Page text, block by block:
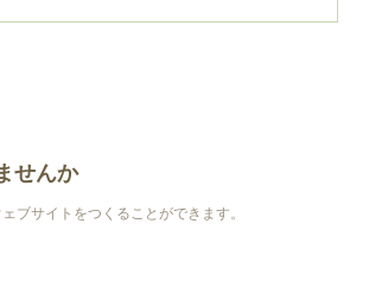
せんか
ブサイトをつくることができます。